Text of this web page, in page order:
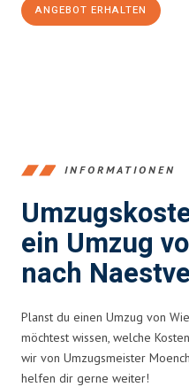
ANGEBOT ERHALTEN
INFORMATIONEN
ein Umzug
nach
Planst du einen Umzug von
möchtest wissen, welche
wir von Umzugsmeister
helfen dir gerne weiter!